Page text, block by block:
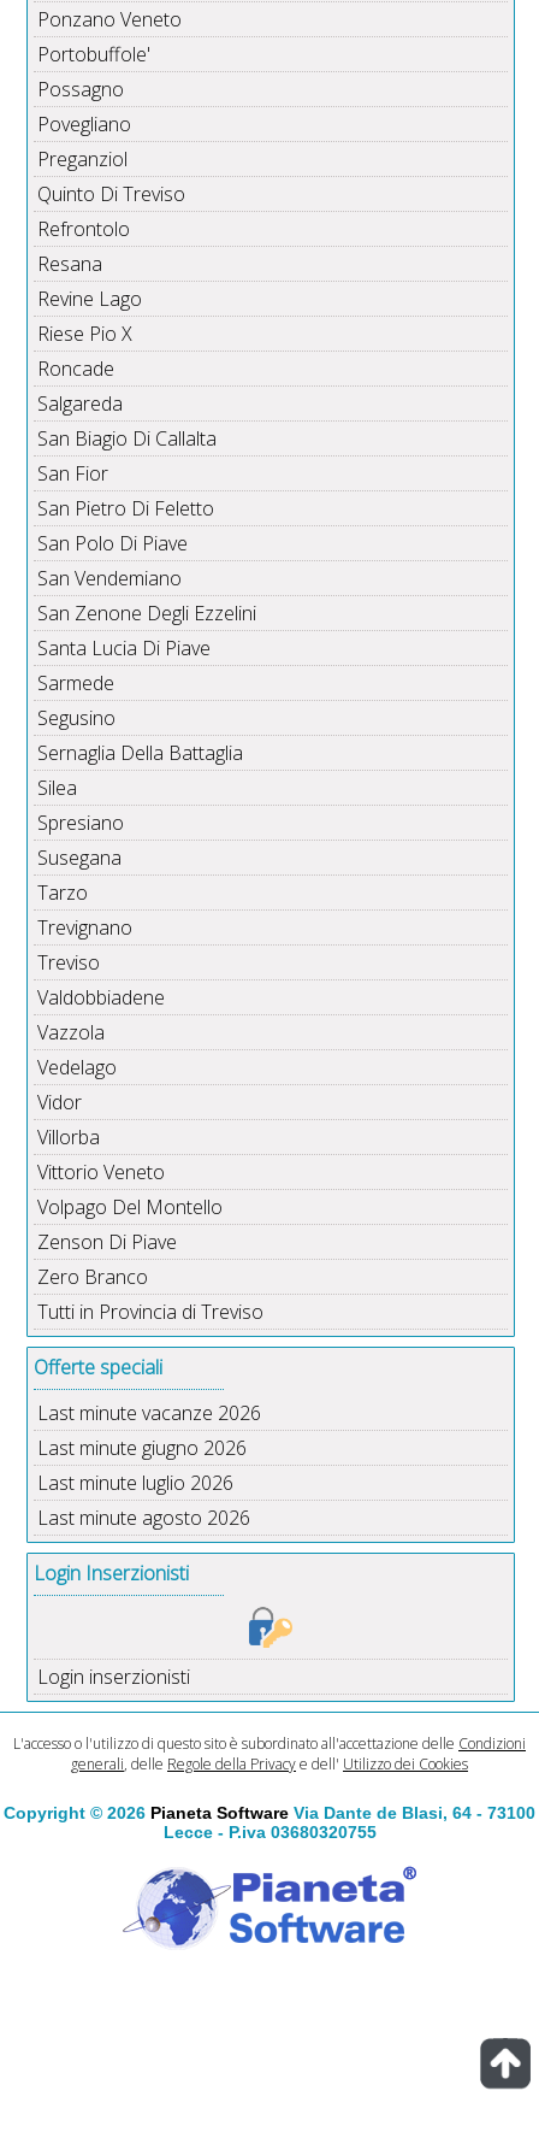
Ponzano Veneto
Portobuffole'
Possagno
Povegliano
Preganziol
Quinto Di Treviso
Refrontolo
Resana
Revine Lago
Riese Pio X
Roncade
Salgareda
San Biagio Di Callalta
San Fior
San Pietro Di Feletto
San Polo Di Piave
San Vendemiano
San Zenone Degli Ezzelini
Santa Lucia Di Piave
Sarmede
Segusino
Sernaglia Della Battaglia
Silea
Spresiano
Susegana
Tarzo
Trevignano
Treviso
Valdobbiadene
Vazzola
Vedelago
Vidor
Villorba
Vittorio Veneto
Volpago Del Montello
Zenson Di Piave
Zero Branco
Tutti in Provincia di Treviso
Offerte speciali
Last minute vacanze 2026
Last minute giugno 2026
Last minute luglio 2026
Last minute agosto 2026
Login Inserzionisti
Login inserzionisti
L'accesso o l'utilizzo di questo sito è subordinato all'accettazione delle Condizioni
generali, delle Regole della Privacye dell' Utilizzo dei Cookies
Copyright © 2026 Pianeta Software Via Dante de Blasi, 64 - 73100
Lecce - P.iva 03680320755